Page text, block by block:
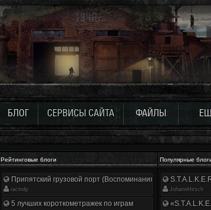
БЛОГ СЕРВИСЫ САЙТА ФАЙЛЫ
Рейтинговые блоги Популярные
Припятский грузовой порт (Воспоминания ликвидатора)
racindp
5 лучших короткометражек по играм
JohannHirsch